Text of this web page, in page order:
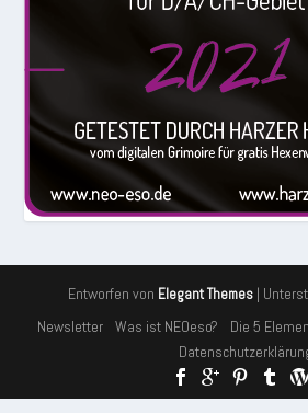
Entworfen von Elegant Themes|
Newsletter Was ist NEOeso? Die 5